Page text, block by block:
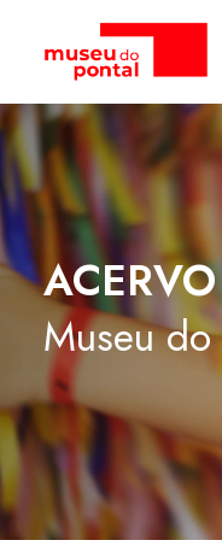
ACERVO
Museu do